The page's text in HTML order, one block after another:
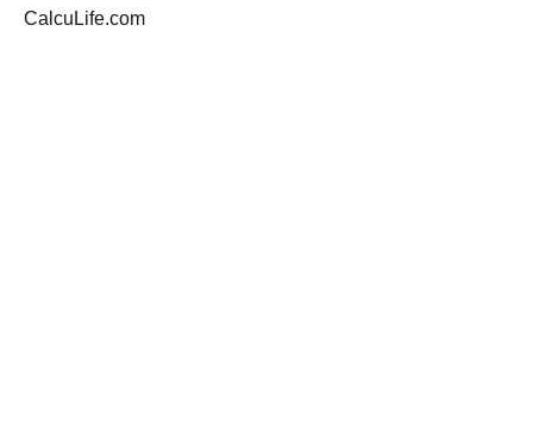
CalcuLife.com